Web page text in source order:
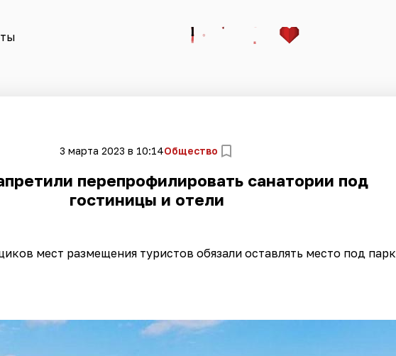
3 марта 2023 в 10:14Общество
перепрофилировать санатории под
гостиницы и отели
мест размещения туристов обязали оставлять место под парк